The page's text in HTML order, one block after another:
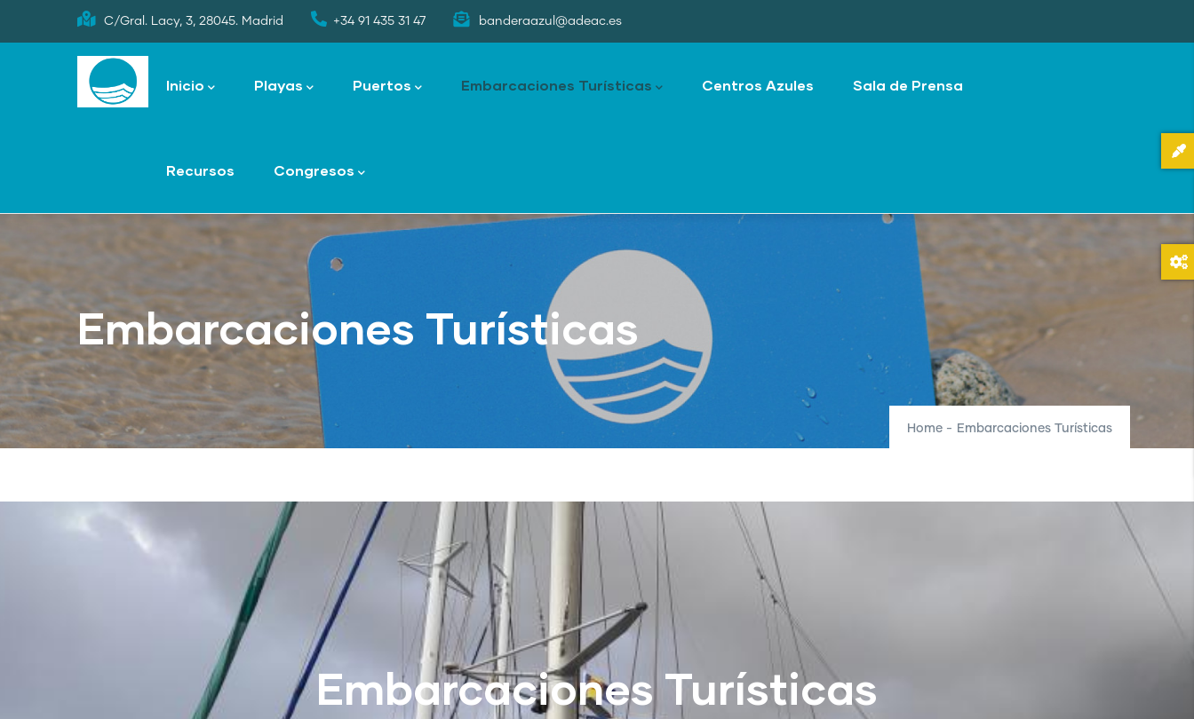
to
C/Gral. Lacy, 3, 28045. Madrid +34 91 435 31 47 banderaazul@adeac.es
navigation
Inicio Playas Puertos Embarcaciones Turísticas Centros Azules Sala de Prensa
Recursos Congresos
Embarcaciones Turísticas
Home - Embarcaciones Turísticas
Embarcaciones Turísticas